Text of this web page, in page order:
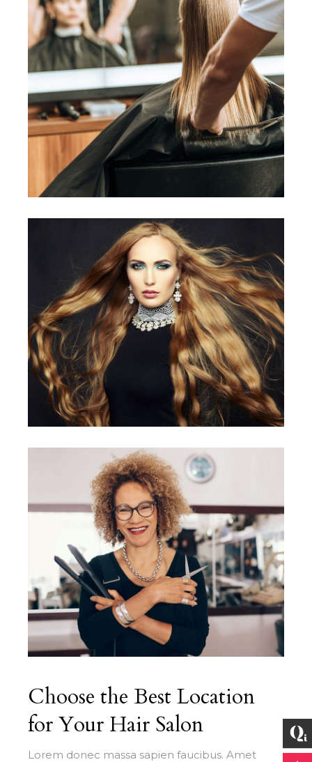
Choose the Best Location
for Your Hair Salon
Lorem donec massa sapien faucibus. Amet